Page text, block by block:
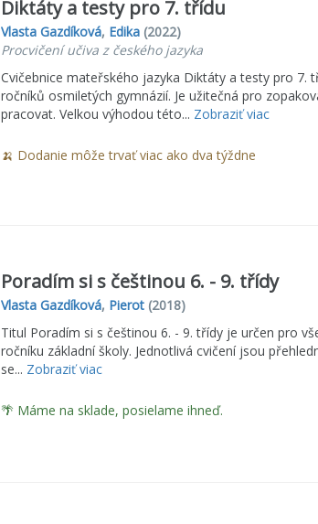
Diktáty a testy pro 7. třídu
Vlasta Gazdíková, Edika(2022)
Procvičení učiva z českého jazyka
Cvičebnice mateřského jazyka Diktáty a testy pro 7.
ročníků osmiletých gymnázií. Je užitečná pro
pracovat. Velkou výhodou této... Zobraziť viac
🍌 Dodanie môže trvať viac ako dva týždne
Poradím si s češtinou 6. - 9. třídy
Vlasta Gazdíková, Pierot(2018)
Titul Poradím si s češtinou 6. - 9. třídy je určen pro
ročníku základní školy. Jednotlivá cvičení jsou
se... Zobraziť viac
🌴 Máme na sklade, posielame ihneď.